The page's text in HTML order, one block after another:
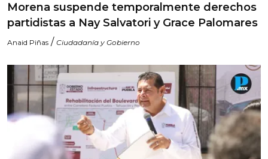
Morena suspende temporalmente derechos
partidistas a Nay Salvatori y Grace Palomares
Anaid Piñas / Ciudadanía y Gobierno